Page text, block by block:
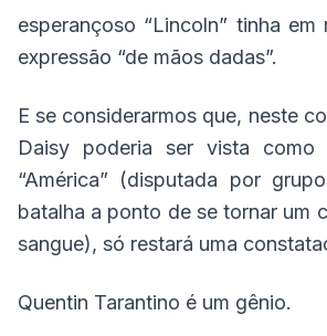
esperançoso “Lincoln” tinha em
expressão “de mãos dadas”.
E se considerarmos que, neste
Daisy poderia ser vista como
“América” (disputada por
batalha a ponto de se tornar um
sangue), só restará uma
Quentin Tarantino é um gênio.